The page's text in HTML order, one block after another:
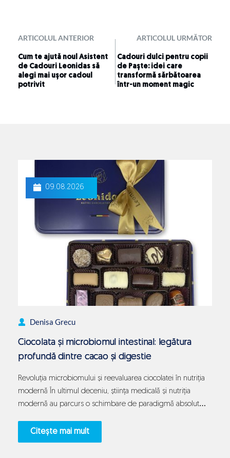
ARTICOLUL ANTERIOR ARTICOLUL URMĂTOR
Cum te ajută noul Asistent
de Cadouri Leonidas să
alegi mai ușor cadoul
potrivit
Cadouri dulci pentru copii
de Paște: idei care
transformă sărbătoarea
într-un moment magic
09.08.2026
Denisa Grecu
Ciocolata și microbiomul intestinal: legătura
profundă dintre cacao și digestie
Revoluția microbiomului și reevaluarea ciocolatei în nutriția
modernă În ultimul deceniu, știința medicală și nutriția
modernă au parcurs o schimbare de paradigmă absolut
umane globale. Această comunitate complexă, formată din
trilioane de microorganisme care populează tractul nostru
Citește mai mult